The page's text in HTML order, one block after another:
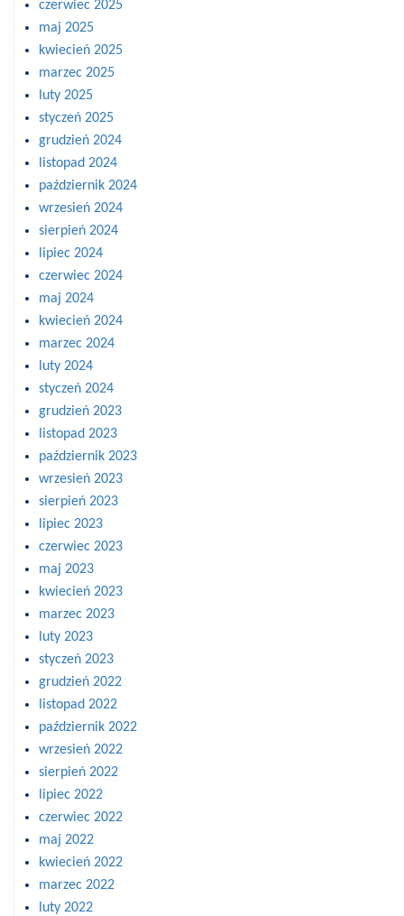
czerwiec 2025
maj 2025
kwiecień 2025
marzec 2025
luty 2025
styczeń 2025
grudzień 2024
listopad 2024
październik 2024
wrzesień 2024
sierpień 2024
lipiec 2024
czerwiec 2024
maj 2024
kwiecień 2024
marzec 2024
luty 2024
styczeń 2024
grudzień 2023
listopad 2023
październik 2023
wrzesień 2023
sierpień 2023
lipiec 2023
czerwiec 2023
maj 2023
kwiecień 2023
marzec 2023
luty 2023
styczeń 2023
grudzień 2022
listopad 2022
październik 2022
wrzesień 2022
sierpień 2022
lipiec 2022
czerwiec 2022
maj 2022
kwiecień 2022
marzec 2022
luty 2022